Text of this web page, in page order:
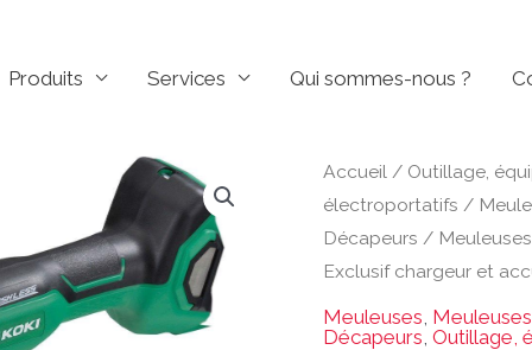
Produits Services Qui sommes-nous ?
Accueil / Outillage,
électroportatifs /
Décapeurs / Meuleuses
Exclusif chargeur et
Meuleuses
Décapeurs Outillage,